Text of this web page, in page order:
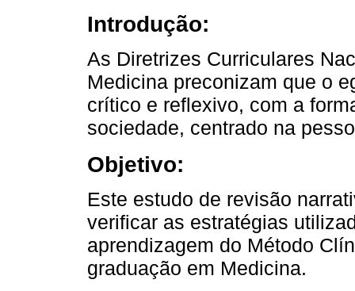
Introdução:
As Diretrizes Curriculares
Medicina preconizam que o
crítico e reflexivo, com a
sociedade, centrado na
Objetivo:
Este estudo de revisão
verificar as estratégias
aprendizagem do Método
graduação em Medicina.